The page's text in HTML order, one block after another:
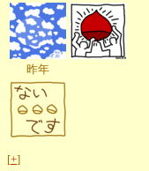
昨年
[+]